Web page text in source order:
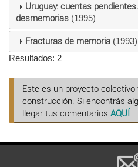
Uruguay: cuentas
desmemorias(1995)
Fracturas de memoria(1993)
Resultados: 2
Este es un proyecto colectivo
construcción. Si encontrás
llegar tus comentarios AQUÍ